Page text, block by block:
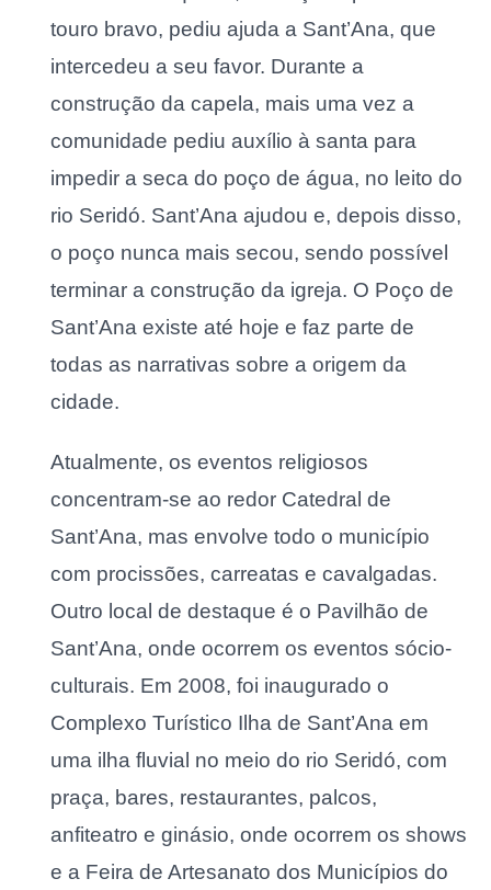
touro bravo, pediu ajuda a Sant’Ana, que
intercedeu a seu favor. Durante a
construção da capela, mais uma vez a
comunidade pediu auxílio à santa para
impedir a seca do poço de água, no leito do
rio Seridó. Sant’Ana ajudou e, depois disso,
o poço nunca mais secou, sendo possível
terminar a construção da igreja. O Poço de
Sant’Ana existe até hoje e faz parte de
todas as narrativas sobre a origem da
cidade.
Atualmente, os eventos religiosos
concentram-se ao redor Catedral de
Sant’Ana, mas envolve todo o município
com procissões, carreatas e cavalgadas.
Outro local de destaque é o Pavilhão de
Sant’Ana, onde ocorrem os eventos sócio-
culturais. Em 2008, foi inaugurado o
Complexo Turístico Ilha de Sant’Ana em
uma ilha fluvial no meio do rio Seridó, com
praça, bares, restaurantes, palcos,
anfiteatro e ginásio, onde ocorrem os shows
e a Feira de Artesanato dos Municípios do